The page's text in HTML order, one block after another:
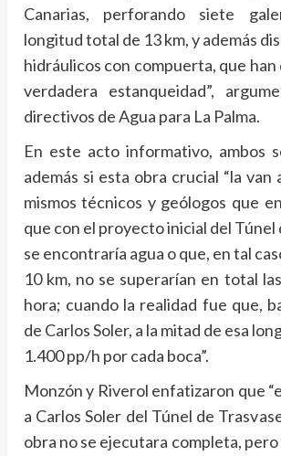
Canarias, perforando siete
longitud total de 13 km, y además
hidráulicos con compuerta, que
verdadera estanqueidad”,
directivos de Agua para La Palma.
En este acto informativo, ambos
además si esta obra crucial “la
mismos técnicos y geólogos que
que con el proyecto inicial del Túnel
se encontraría agua o que, en tal
10 km, no se superarían en total
hora; cuando la realidad fue que,
de Carlos Soler, a la mitad de esa
1.400 pp/h por cada boca”.
Monzón y Riverol enfatizaron que
a Carlos Soler del Túnel de
obra no se ejecutara completa, pero